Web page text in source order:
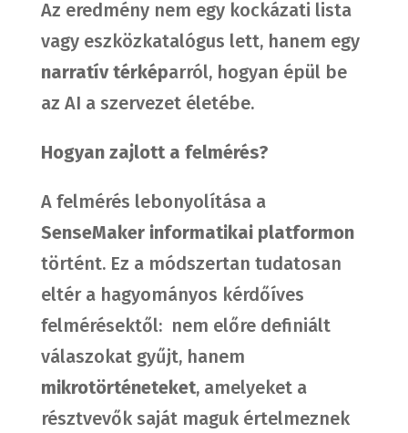
Az eredmény nem egy kockázati lista
vagy eszközkatalógus lett, hanem egy
narratív térképarról, hogyan épül be
az AI a szervezet életébe.
Hogyan zajlott a felmérés?
A felmérés lebonyolítása a
SenseMaker informatikai platformon
történt. Ez a módszertan tudatosan
eltér a hagyományos kérdőíves
felmérésektől: nem előre definiált
válaszokat gyűjt, hanem
mikrotörténeteket, amelyeket a
résztvevők saját maguk értelmeznek